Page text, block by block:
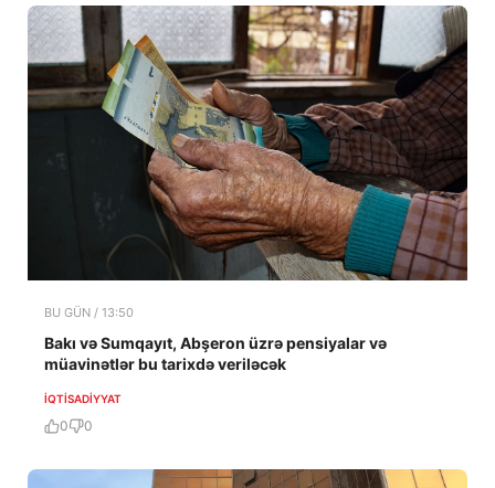
BU GÜN / 13:50
Bakı və Sumqayıt, Abşeron üzrə pensiyalar və
müavinətlər bu tarixdə veriləcək
İQTISADIYYAT
0 0